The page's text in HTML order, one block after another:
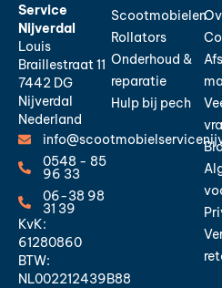
Service
Nijverdal
Louis
Braillestraat 11
7442 DG
Nijverdal
Nederland
0548 - 85
96 33
06-38 98
31 39
KvK:
61280860
BTW:
NL002212439B88
Scootmobielen
Rollators
Onderhoud &
reparatie
Hulp bij pech